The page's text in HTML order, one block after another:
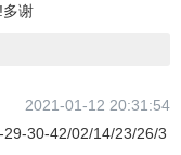
多谢
2021-01-12 20:31:54
30-42/02/14/23/26/3